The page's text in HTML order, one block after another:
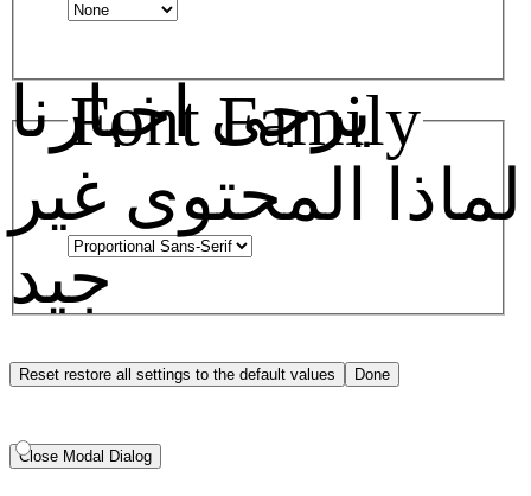
Font Family
Reset restore all settings to the default values Done
Close Modal Dialog
يرجى اخبارنا
لماذا المحتوى غير
جيد